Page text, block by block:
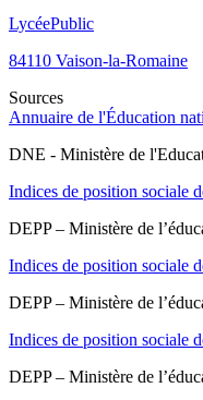
LycéePublic
84110 Vaison-la-Romaine
Sources
Annuaire de l'Éducation
DNE - Ministère de
Indices de position sociale
DEPP – Ministère de
Indices de position sociale
DEPP – Ministère de
Indices de position sociale
DEPP – Ministère de